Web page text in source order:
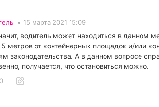
• 15 марта 2021 15:09
водитель может находиться в данном
метров от контейнерных площадок и/или
законодательства. А в данном вопросе
получается, что остановиться можно.
0